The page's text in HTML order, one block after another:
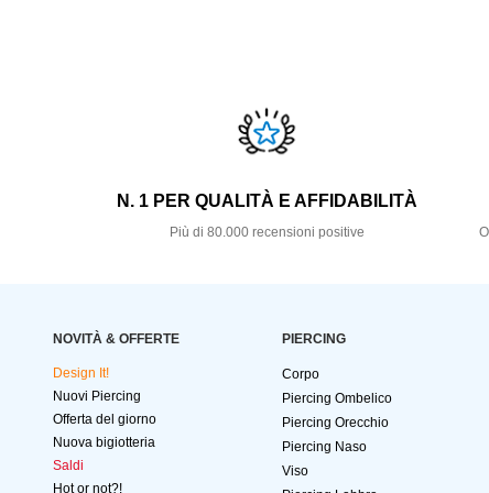
N. 1 PER QUALITÀ E AFFIDABILITÀ
Più di 80.000 recensioni positive
NOVITÀ & OFFERTE
Design It!
Nuovi Piercing
Offerta del giorno
Nuova bigiotteria
Saldi
Hot or not?!
PIERCING
Corpo
Piercing Ombelico
Piercing Orecchio
Piercing Naso
Viso